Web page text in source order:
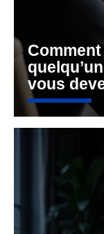
vous